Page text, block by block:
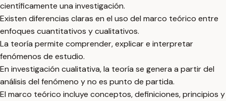
científicamente una investigación.
Existen diferencias claras en el uso del marco teórico entre
enfoques cuantitativos y cualitativos.
La teoría permite comprender, explicar e interpretar
fenómenos de estudio.
En investigación cualitativa, la teoría se genera a partir del
análisis del fenómeno y no es punto de partida.
El marco teórico incluye conceptos, definiciones, principios y